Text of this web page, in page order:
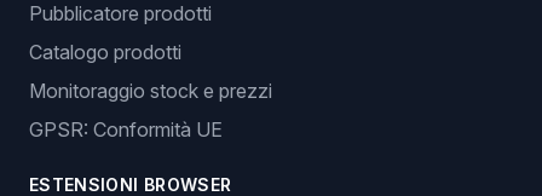
Pubblicatore prodotti
Catalogo prodotti
Monitoraggio stock e prezzi
GPSR: Conformità UE
ESTENSIONI BROWSER